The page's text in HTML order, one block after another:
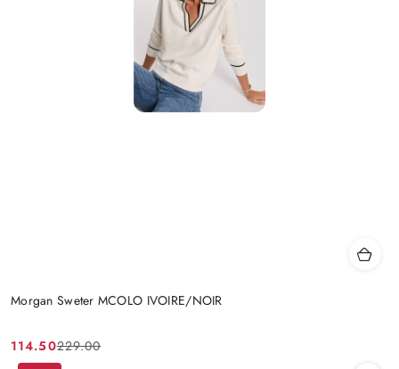
Morgan Sweter MCOLO IVOIRE/NOIR
Cena
114.50
Cena
229.00